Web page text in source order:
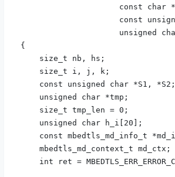
const char
const unsigned char
unsigned char
{
size_t nb, hs;
size_t i, j, k;
const unsigned char *S1, *S2;
unsigned char *tmp;
size_t tmp_len = 0;
unsigned char h_i[20];
const mbedtls_md_info_t
mbedtls_md_context_t md_ctx;
int ret =